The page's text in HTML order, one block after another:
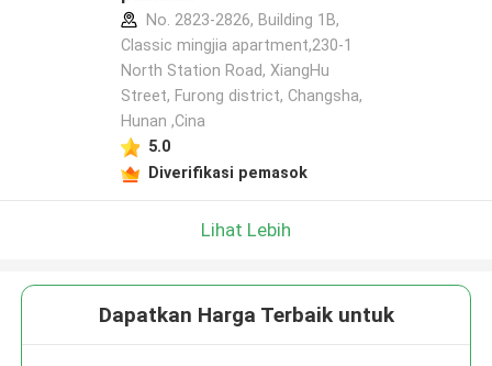
No. 2823-2826, Building 1B,
Classic mingjia apartment,230-1
North Station Road, XiangHu
Street, Furong district, Changsha,
Hunan ,Cina
5.0
Diverifikasi pemasok
Lihat Lebih
Dapatkan Harga Terbaik untuk